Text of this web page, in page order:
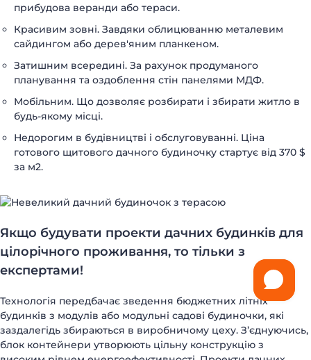
прибудова веранди або тераси.
Красивим зовні. Завдяки облицюванню металевим
сайдингом або дерев'яним планкеном.
Затишним всередині. За рахунок продуманого
планування та оздоблення стін панелями МДФ.
Мобільним. Що дозволяє розбирати і збирати житло в
будь-якому місці.
Недорогим в будівництві і обслуговуванні. Ціна
готового щитового дачного будиночку стартує від 370 $
за м2.
Якщо будувати проекти дачних будинків для
цілорічного проживання, то тільки з
експертами!
Технологія передбачає зведення бюджетних літніх
будинків з модулів або модульні садові будиночки, які
заздалегідь збираються в виробничому цеху. З’єднуючись,
блок контейнери утворюють цільну конструкцію з